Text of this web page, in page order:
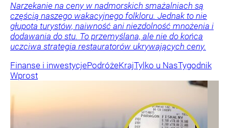
Narzekanie na ceny w nadmorskich smażalniach są
częścią naszego wakacyjnego folkloru. Jednak to nie
głupota turystów, naiwność ani niezdolność mnożenia i
dodawania do stu. To przemyślana, ale nie do końca
uczciwa strategia restauratorów ukrywających ceny.
Finanse i inwestycjePodróżeKrajTylko u NasTygodnik
Wprost